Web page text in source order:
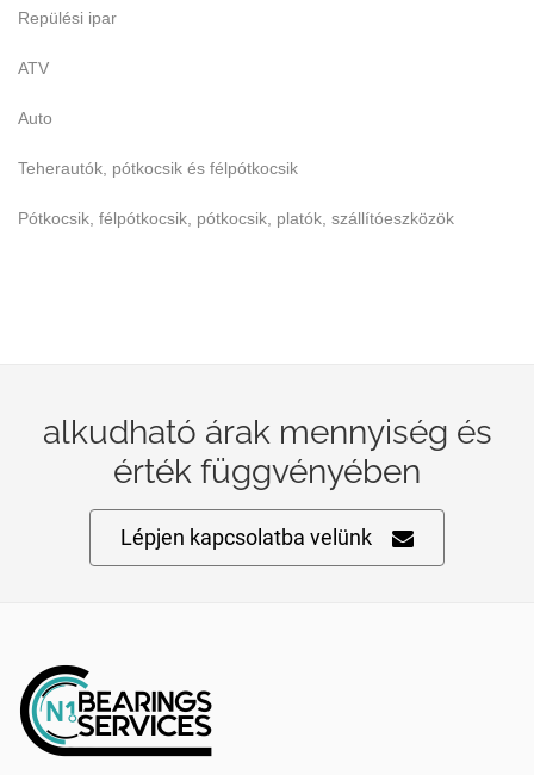
Repülési ipar
ATV
Auto
Teherautók, pótkocsik és félpótkocsik
Pótkocsik, félpótkocsik, pótkocsik, platók, szállítóeszközök
alkudható árak mennyiség és
érték függvényében
Lépjen kapcsolatba velünk